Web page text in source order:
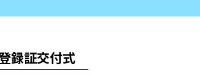
録証交付式